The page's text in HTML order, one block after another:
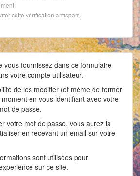
cette vérification antispam.
vous fournissez dans ce formulaire
votre compte utilisateur.
de les modifier (et même de fermer
en vous identifiant avec votre
de passe.
votre mot de passe, vous aurez la
en recevant un email sur votre
sont utilisées pour
sur ce site.